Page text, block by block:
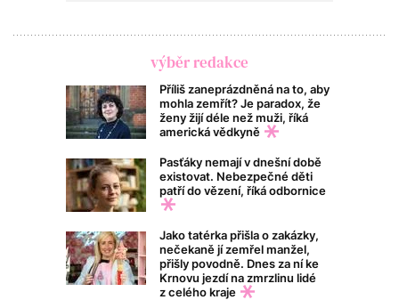
výběr redakce
Příliš zaneprázdněná na to, aby
mohla zemřít? Je paradox, že
ženy žijí déle než muži, říká
americká vědkyně
Pasťáky nemají v dnešní době
existovat. Nebezpečné děti
patří do vězení, říká odbornice
Jako tatérka přišla o zakázky,
nečekaně jí zemřel manžel,
přišly povodně. Dnes za ní ke
Krnovu jezdí na zmrzlinu lidé
z celého kraje